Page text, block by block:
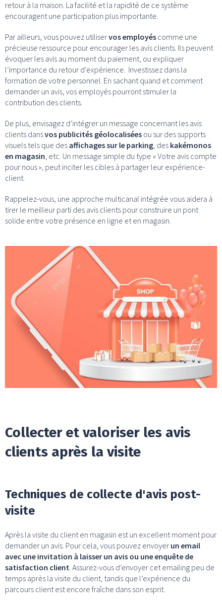
retour à la maison. La facilité et la rapidité de ce système
encouragent une participation plus importante.
Par ailleurs, vous pouvez utiliservos employés comme une
précieuse ressource pour encourager les avis clients. Ils peuvent
évoquer les avis au moment du paiement, ou expliquer
l’importance du retour d’expérience. Investissez dans la
formation de votre personnel. En sachant quand et comment
demander un avis, vos employés pourront stimuler la
contribution des clients.
De plus, envisagez d’intégrer un message concernant les avis
clients dansvos publicités géolocalisées ou sur des supports
visuels tels que des affichages sur le parking, des kakémonos
en magasin, etc. Un message simple du type « Votre avis compte
pour nous », peut inciter les cibles à partager leur expérience-
client.
Rappelez-vous, une approche multicanal intégrée vous aidera à
tirer le meilleur parti des avis clients pour construire un pont
solide entre votre présence en ligne et en magasin.
Collecter et valoriser les avis
clients après la visite
Techniques de collecte d'avis post-
visite
Après la visite du client en magasin est un excellent moment pour
demander un avis. Pour cela, vous pouvez envoyer un email
avec une invitation à laisser un avis ou une enquête de
satisfaction client . Assurez-vous d’envoyer cet emailing peu de
temps après la visite du client, tandis que l’expérience du
parcours client est encore fraîche dans son esprit.